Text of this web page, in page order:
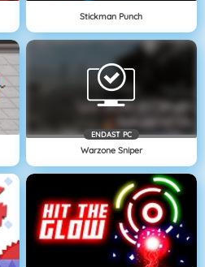
Stickman Punch
ENDAST PC
Warzone Sniper